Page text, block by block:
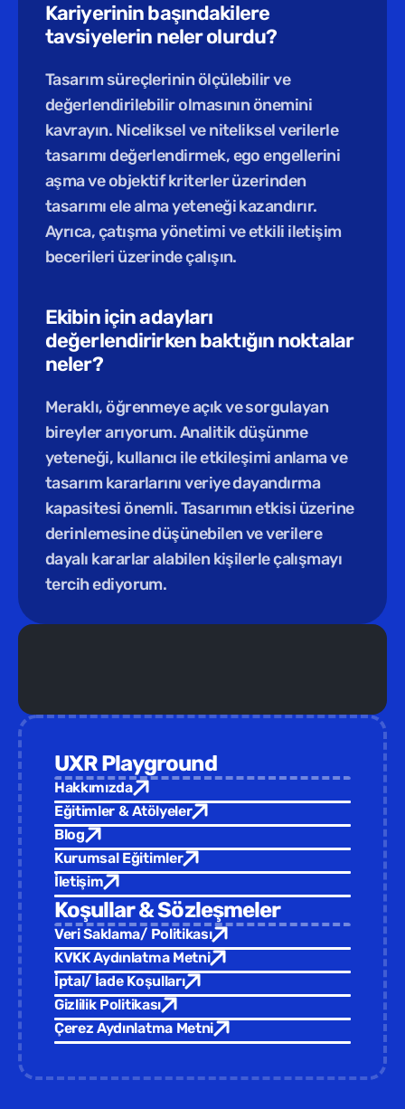
UXR Playground
Hakkımızda
Eğitimler & Atölyeler
Blog
Kurumsal Eğitimler
İletişim
Koşullar & Sözleşmeler
Veri Saklama/ Politikası
KVKK Aydınlatma Metni
İptal/ İade Koşulları
Gizlilik Politikası
Çerez Aydınlatma Metni
Kariyerinin başındakilere
tavsiyelerin neler olurdu?
Tasarım süreçlerinin ölçülebilir ve
değerlendirilebilir olmasının önemini
kavrayın. Niceliksel ve niteliksel verilerle
tasarımı değerlendirmek, ego engellerini
aşma ve objektif kriterler üzerinden
tasarımı ele alma yeteneği kazandırır.
Ayrıca, çatışma yönetimi ve etkili iletişim
becerileri üzerinde çalışın.
Ekibin için adayları
değerlendirirken baktığın noktalar
neler?
Meraklı, öğrenmeye açık ve sorgulayan
bireyler arıyorum. Analitik düşünme
yeteneği, kullanıcı ile etkileşimi anlama ve
tasarım kararlarını veriye dayandırma
kapasitesi önemli. Tasarımın etkisi üzerine
derinlemesine düşünebilen ve verilere
dayalı kararlar alabilen kişilerle çalışmayı
tercih ediyorum.